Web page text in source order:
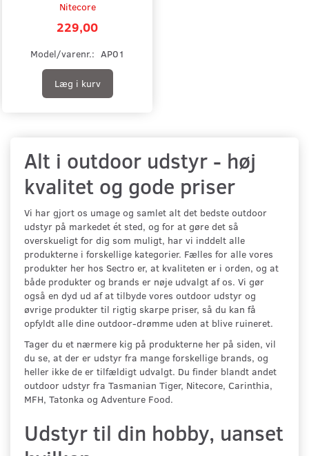
Nitecore
229,00
Model/varenr.: AP01
Læg i kurv
Alt i outdoor udstyr - høj
kvalitet og gode priser
Vi har gjort os umage og samlet alt det bedste outdoor
udstyr på markedet ét sted, og for at gøre det så
overskueligt for dig som muligt, har vi inddelt alle
produkterne i forskellige kategorier. Fælles for alle vores
produkter her hos Sectro er, at kvaliteten er i orden, og at
både produkter og brands er nøje udvalgt af os. Vi gør
også en dyd ud af at tilbyde vores outdoor udstyr og
øvrige produkter til rigtig skarpe priser, så du kan få
opfyldt alle dine outdoor-drømme uden at blive ruineret.
Tager du et nærmere kig på produkterne her på siden, vil
du se, at der er udstyr fra mange forskellige brands, og
heller ikke de er tilfældigt udvalgt. Du finder blandt andet
outdoor udstyr fra Tasmanian Tiger, Nitecore, Carinthia,
MFH, Tatonka og Adventure Food.
Udstyr til din hobby, uanset